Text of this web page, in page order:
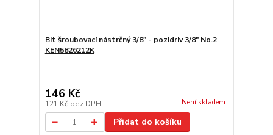
Bit šroubovací nástrčný 3/8" - pozidriv 3/8" No.2
KEN5826212K
146 Kč
121 Kč bez DPH Není skladem
Přidat do košíku